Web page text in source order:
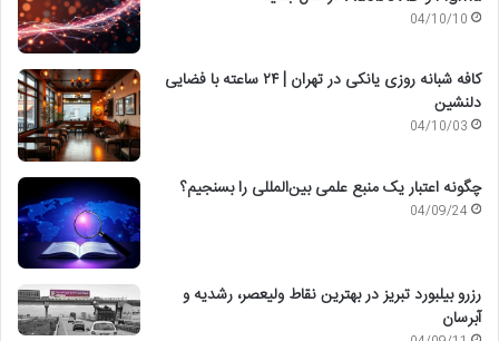
04/10/10
کافه شبانه روزی یانکی در تهران | ۲۴ ساعته با فضایی
دلنشین
04/10/03
چگونه اعتبار یک منبع علمی بین‌المللی را بسنجیم؟
04/09/24
رزرو بیلبورد تبریز در بهترین نقاط ولیعصر، رشدیه و
آبرسان